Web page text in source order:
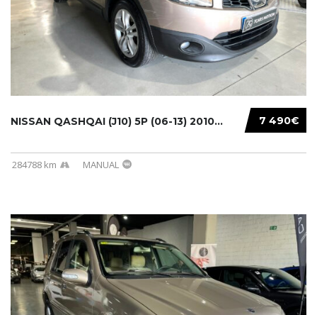
7 490€
NISSAN QASHQAI (J10) 5P (06-13) 2010...
284788 km MANUAL